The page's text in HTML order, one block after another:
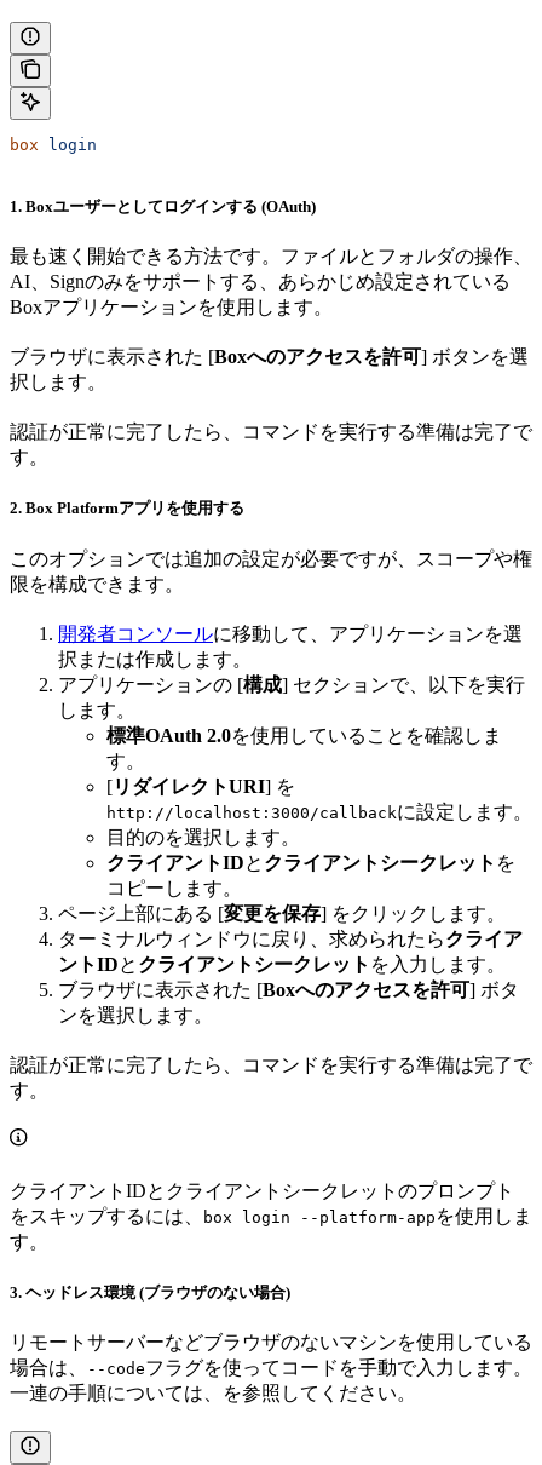
box login
1. Boxユーザーとしてログインする (OAuth)
最も速く開始できる方法です。ファイルとフォルダの操作、
AI、Signのみをサポートする、あらかじめ設定されている
Boxアプリケーションを使用します。
ブラウザに表示された [Boxへのアクセスを許可] ボタンを選
択します。
認証が正常に完了したら、コマンドを実行する準備は完了で
す。
2. Box Platformアプリを使用する
このオプションでは追加の設定が必要ですが、スコープや権
限を構成できます。
開発者コンソールに移動して、アプリケーションを選
択または作成します。
アプリケーションの [構成] セクションで、以下を実行
します。
標準OAuth 2.0を使用していることを確認しま
す。
[リダイレクトURI] を
http://localhost:3000/callbackに設定します。
目的のを選択します。
クライアントIDと クライアントシークレット を
コピーします。
ページ上部にある [変更を保存] をクリックします。
ターミナルウィンドウに戻り、求められたらクライア
ントIDと クライアントシークレット を入力します。
ブラウザに表示された [Boxへのアクセスを許可] ボタ
ンを選択します。
認証が正常に完了したら、コマンドを実行する準備は完了で
す。
クライアントIDとクライアントシークレットのプロンプト
をスキップするには、
box login --platform-app を使用しま
す。
3. ヘッドレス環境 (ブラウザのない場合)
リモートサーバーなどブラウザのないマシンを使用している
場合は、
--codeフラグを使ってコードを手動で入力します。
一連の手順については、
を参照してください。